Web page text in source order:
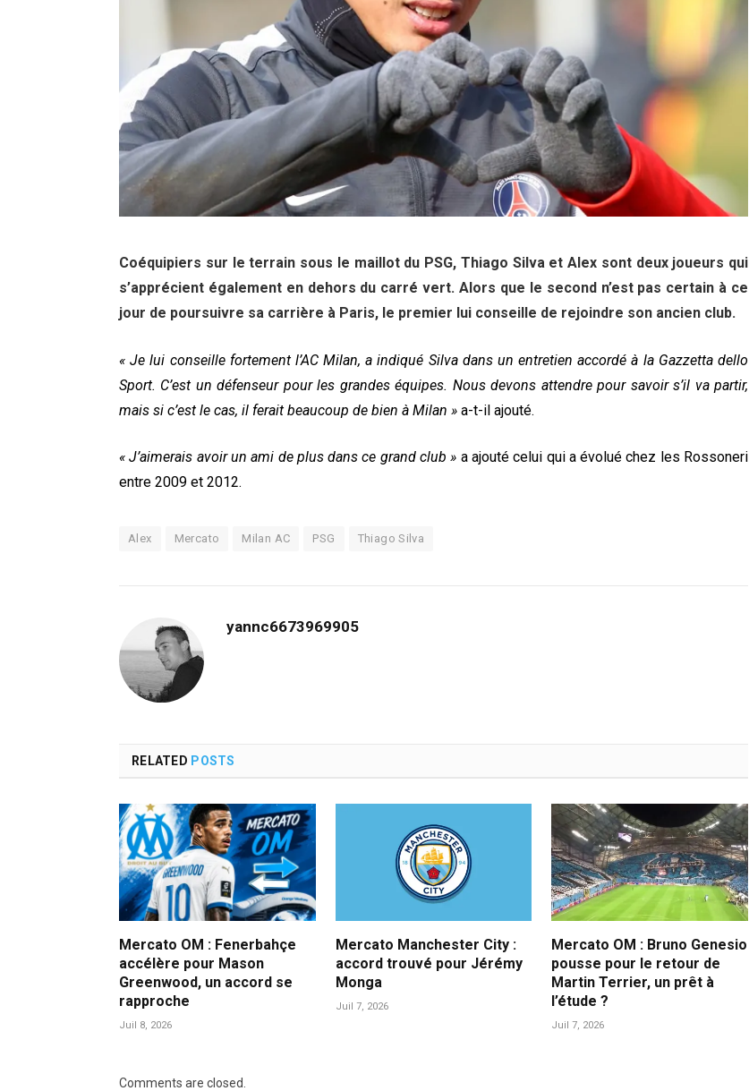
Coéquipiers sur le terrain sous le maillot du PSG, Thiago Silva et Alex sont deux joueurs qui
s’apprécient également en dehors du carré vert. Alors que le second n’est pas certain à ce
jour de poursuivre sa carrière à Paris, le premier lui conseille de rejoindre son ancien club.
« Je lui conseille fortement l’AC Milan, a indiqué Silva dans un entretien accordé à la Gazzetta dello
Sport. C’est un défenseur pour les grandes équipes. Nous devons attendre pour savoir s’il va partir,
mais si c’est le cas, il ferait beaucoup de bien à Milan » a-t-il ajouté.
« J’aimerais avoir un ami de plus dans ce grand club » a ajouté celui qui a évolué chez les Rossoneri
entre 2009 et 2012.
Alex Mercato Milan AC PSG Thiago Silva
yannc6673969905
RELATED POSTS
Mercato OM : Fenerbahçe
accélère pour Mason
Greenwood, un accord se
rapproche
Juil 8, 2026
Mercato Manchester City :
accord trouvé pour Jérémy
Monga
Juil 7, 2026
Mercato OM : Bruno Genesio
pousse pour le retour de
Martin Terrier, un prêt à
l’étude ?
Juil 7, 2026
Comments are closed.